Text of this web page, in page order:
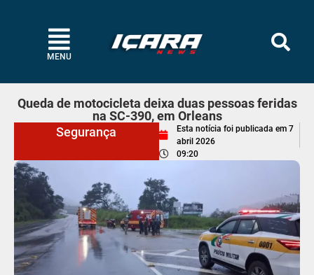
MENU
Queda de motocicleta deixa duas pessoas feridas
na SC-390, em Orleans
Segurança
Esta notícia foi publicada em 7
abril 2026
09:20